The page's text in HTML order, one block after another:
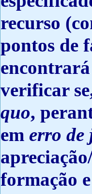
recurso
pontos de
verificar
quo,
em erro de
formação